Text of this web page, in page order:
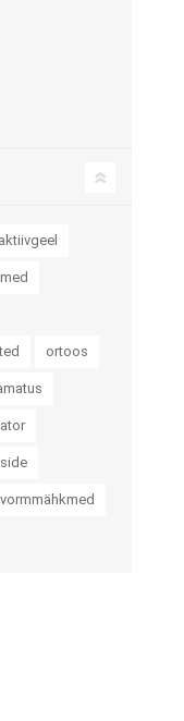
aktiivgeel
ortoos
vormmähkmed